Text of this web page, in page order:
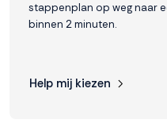
stappenplan op weg naar
binnen 2 minuten.
Help mij kiezen